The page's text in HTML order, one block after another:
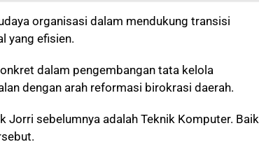
organisasi dalam mendukung transisi
yang efisien.
dalam pengembangan tata kelola
dengan arah reformasi birokrasi daerah.
Jorri sebelumnya adalah Teknik Komputer. Baik